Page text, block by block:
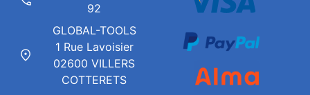
92
GLOBAL-TOOLS
1 Rue Lavoisier
02600 VILLERS
COTTERETS